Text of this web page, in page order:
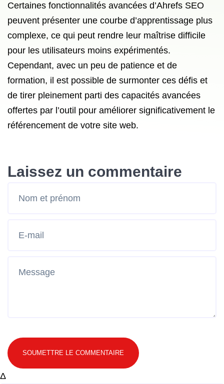
Certaines fonctionnalités avancées d’Ahrefs SEO
peuvent présenter une courbe d’apprentissage plus
complexe, ce qui peut rendre leur maîtrise difficile
pour les utilisateurs moins expérimentés.
Cependant, avec un peu de patience et de
formation, il est possible de surmonter ces défis et
de tirer pleinement parti des capacités avancées
offertes par l’outil pour améliorer significativement le
référencement de votre site web.
Laissez un commentaire
SOUMETTRE LE COMMENTAIRE
Δ